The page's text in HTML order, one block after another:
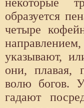
некоторые
образуется
четыре
указывают,
они, плавая,
волю богов.
гадают